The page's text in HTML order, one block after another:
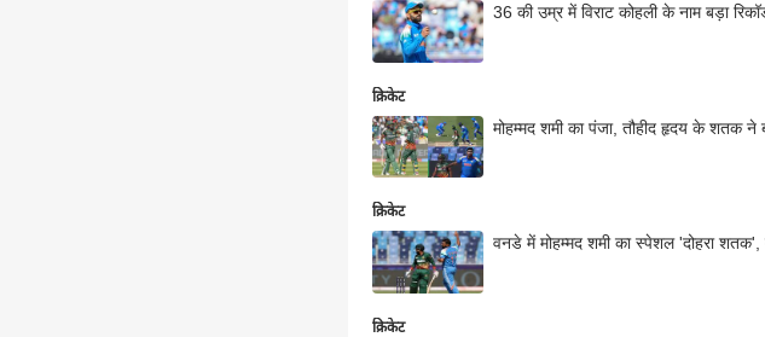
36 की उम्र में विराट कोहली के नाम बड़ा
क्रिकेट
मोहम्मद शमी का पंजा, तौहीद हृदय के शतक ने
क्रिकेट
वनडे में मोहम्मद शमी का स्पेशल 'दोहरा शतक',
क्रिकेट